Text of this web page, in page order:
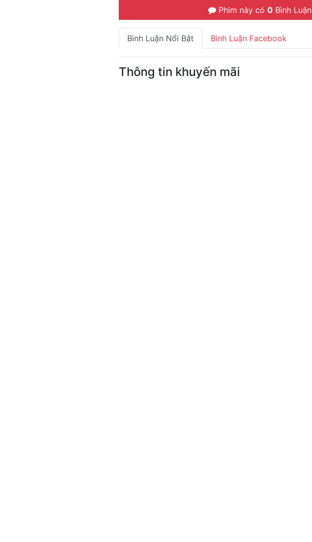
Phim này có 0Bình Luận
Bình Luận Nổi Bật Bình Luận Facebook
Thông tin khuyến mãi